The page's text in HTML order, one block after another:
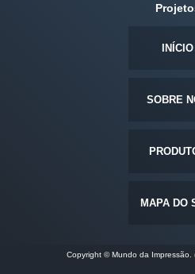
INÍCIO
SOBRE
MAPA DO
Copyright © Mundo da